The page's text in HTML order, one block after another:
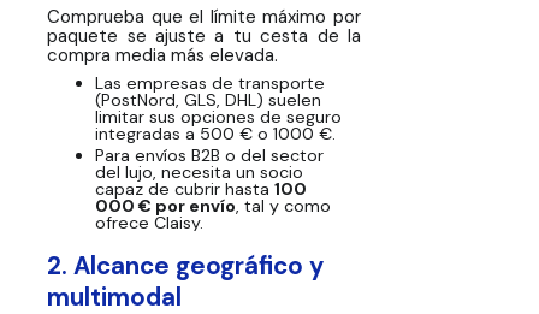
Comprueba que el límite máximo por
paquete se ajuste a tu cesta de la
compra media más elevada.
Las empresas de transporte
(PostNord, GLS, DHL) suelen
limitar sus opciones de seguro
integradas a 500 € o 1000 €.
Para envíos B2B o del sector
del lujo, necesita un socio
capaz de cubrir hasta 100
000 € por envío, tal y como
ofrece Claisy.
2. Alcance geográfico y
multimodal